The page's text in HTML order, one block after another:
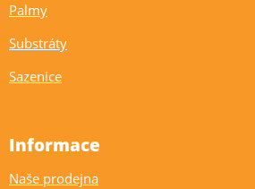
Palmy
Substráty
Sazenice
Informace
Naše prodejna